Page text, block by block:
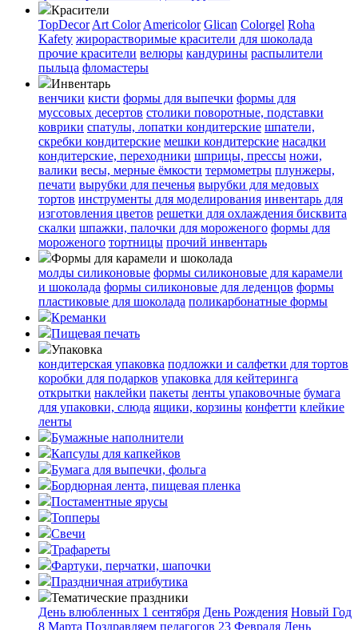
Красители
TopDecor Art Color Americolor Glican Colorgel Roha
Kafety жирорастворимые красители для шоколада
прочие красители велюры кандурины распылители
пыльца фломастеры
Инвентарь
венчики кисти формы для выпечки формы для
муссовых десертов столики поворотные, подставки
коврики cпатулы, лопатки кондитерские шпатели,
скребки кондитерские мешки кондитерские насадки
кондитерские, переходники шприцы, прессы ножи,
валики весы, мерные ёмкости термометры плунжеры,
печати вырубки для печенья вырубки для медовых
тортов инструменты для моделирования инвентарь для
изготовления цветов решетки для охлаждения бисквита
скалки шпажки, палочки для мороженого формы для
мороженого тортницы прочий инвентарь
Формы для карамели и шоколада
молды силиконовые формы силиконовые для карамели
и шоколада формы силиконовые для леденцов формы
пластиковые для шоколада поликарбонатные формы
Креманки
Пищевая печать
Упаковка
кондитерская упаковка подложки и салфетки для тортов
коробки для подарков упаковка для кейтеринга
открытки наклейки пакеты ленты упаковочные бумага
для упаковки, слюда ящики, корзины конфетти клейкие
ленты
Бумажные наполнители
Капсулы для капкейков
Бумага для выпечки, фольга
Бордюрная лента, пищевая пленка
Постаментные ярусы
Топперы
Свечи
Трафареты
Фартуки, перчатки, шапочки
Праздничная атрибутика
Тематические праздники
День влюбленных 1 сентября День Рождения Новый Год
8 Марта Поздравляем педагогов 23 Февраля День